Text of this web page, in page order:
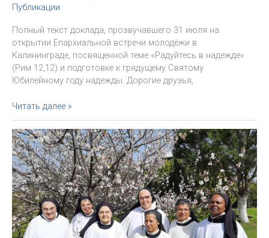
Публикации
Полный текст доклада, прозвучавшего 31 июля на
открытии Епархиальной встречи молодёжи в
Калининграде, посвященной теме «Радуйтесь в надежде»
(Рим 12,12) и подготовке к грядущему Святому
Юбилейному году надежды. Дорогие друзья,
о.
Денис
Малов,
CMF:
«Паломник,
свидетель,
посланник
–
три
фигуры,
живущие
Читать далее »